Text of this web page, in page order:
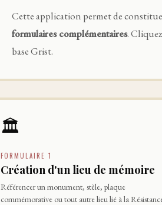
Cette application permet de
formulaires complémentaires.
base Grist.
🏛️
FORMULAIRE 1
Création d'un lieu de mémoire
Référencer un monument, stèle, plaque
commémorative ou tout autre lieu lié à la